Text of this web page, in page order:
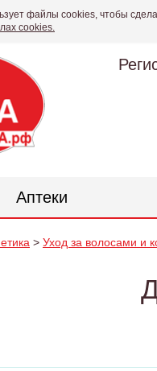
файлы cookies, чтобы
cookies.
Аптеки
> Уход за волосами и